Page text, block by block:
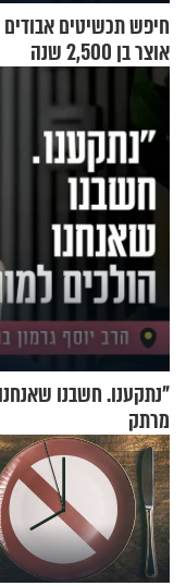
חיפש תכשיטים אבודים
אוצר בן 2,500 שנה
"נתקענו. חשבנו
מרתק